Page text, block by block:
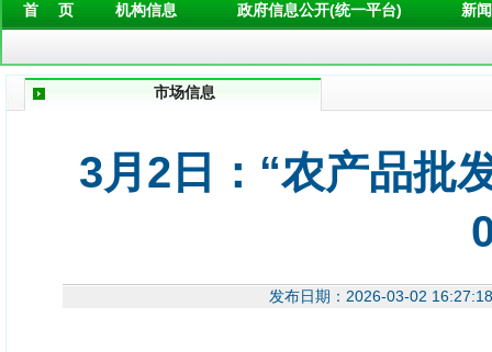
首 页 机构信息 政府信息公开(统一平台) 新
市场信息
3月2日：“农产品批
发布日期：2026-03-02